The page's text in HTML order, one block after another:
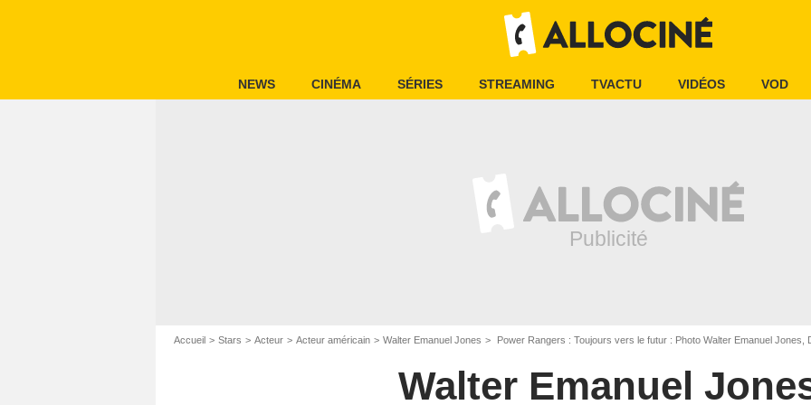
NEWS CINÉMA SÉRIES STREAMING TVACTU VIDÉOS VOD
Accueil Stars Acteur Acteur américain Walter Emanuel Jones Power Rangers : Toujours vers le futur : Photo Walter Emanuel Jones,
Walter Emanuel